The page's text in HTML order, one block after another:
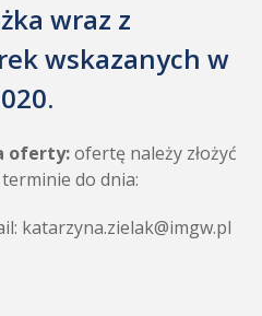
wraz z
wskazanych w
oferty:ofertę należy złożyć
do dnia:
katarzyna.zielak@imgw.pl